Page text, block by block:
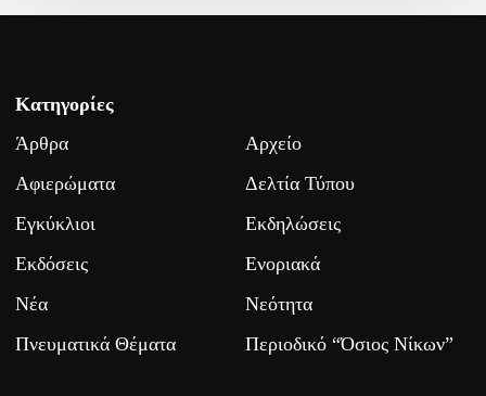
Κατηγορίες
Άρθρα
Αρχείο
Αφιερώματα
Δελτία Τύπου
Εγκύκλιοι
Εκδηλώσεις
Εκδόσεις
Ενοριακά
Νέα
Νεότητα
Πνευματικά Θέματα
Περιοδικό “Όσιος Νίκων”